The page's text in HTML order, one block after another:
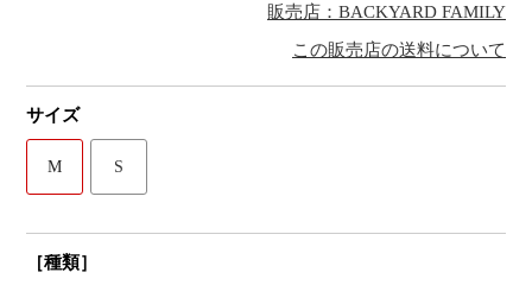
販売店：BACKYARD FAMILY
この販売店の送料について
サイズ
M S
［種類］